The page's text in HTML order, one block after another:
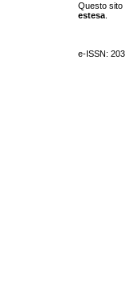
Questo sito
estesa
e-ISSN: